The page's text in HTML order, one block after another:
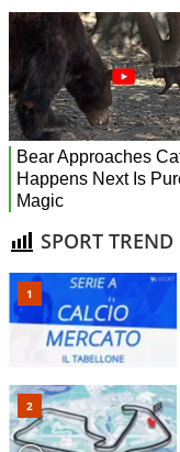
SPORT TREND